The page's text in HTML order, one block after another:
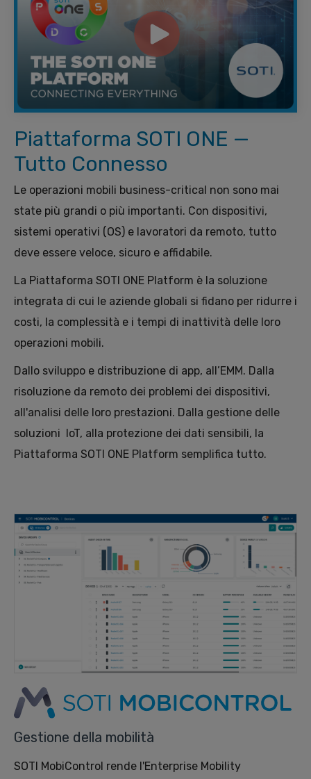
Piattaforma SOTI ONE —
Tutto Connesso
Le operazioni mobili business-critical non sono mai
state più grandi o più importanti. Con dispositivi,
sistemi operativi (OS) e lavoratori da remoto, tutto
deve essere veloce, sicuro e affidabile.
La Piattaforma SOTI ONE Platform è la soluzione
integrata di cui le aziende globali si fidano per ridurre i
costi, la complessità e i tempi di inattività delle loro
operazioni mobili.
Dallo sviluppo e distribuzione di app, all’EMM. Dalla
risoluzione da remoto dei problemi dei dispositivi,
all'analisi delle loro prestazioni. Dalla gestione delle
soluzioni IoT, alla protezione dei dati sensibili, la
Piattaforma SOTI ONE Platform semplifica tutto.
Gestione della mobilità
SOTI MobiControl rende l'Enterprise Mobility